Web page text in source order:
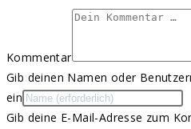
Kommentar
Gib deinen Namen oder
ein
Gib deine E-Mail-Adresse zum